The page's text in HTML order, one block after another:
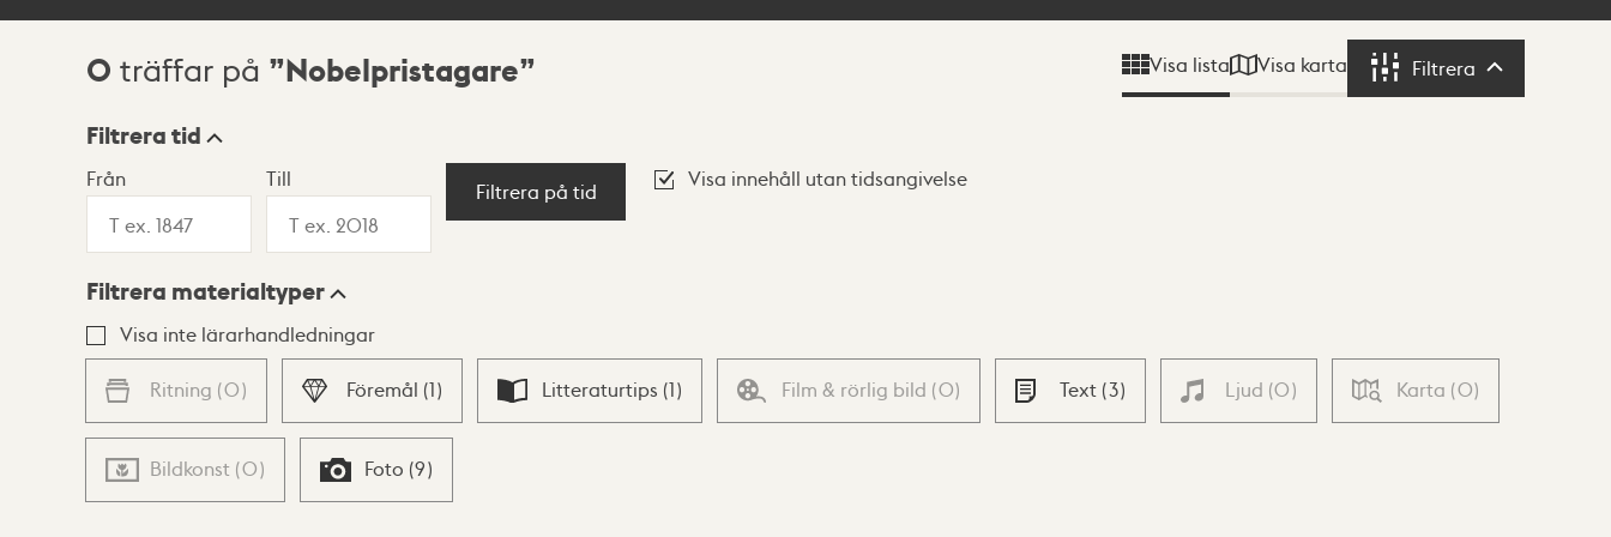
Sökresultat
0 träffar på Nobelpristagare Visa lista Visa karta Filtrera Filtrera
Visningsläge
Lista Karta
Filtrera tid
Från Till
Filtrera på tid
Visa innehåll utan tidsangivelse
Filtrera materialtyper
Visa inte lärarhandledningar
Ritning (0) Föremål (1) Litteraturtips (1) Film & rörlig bild (0) Text (3) Ljud (0) Karta (0)
Bildkonst (0) Foto (9)